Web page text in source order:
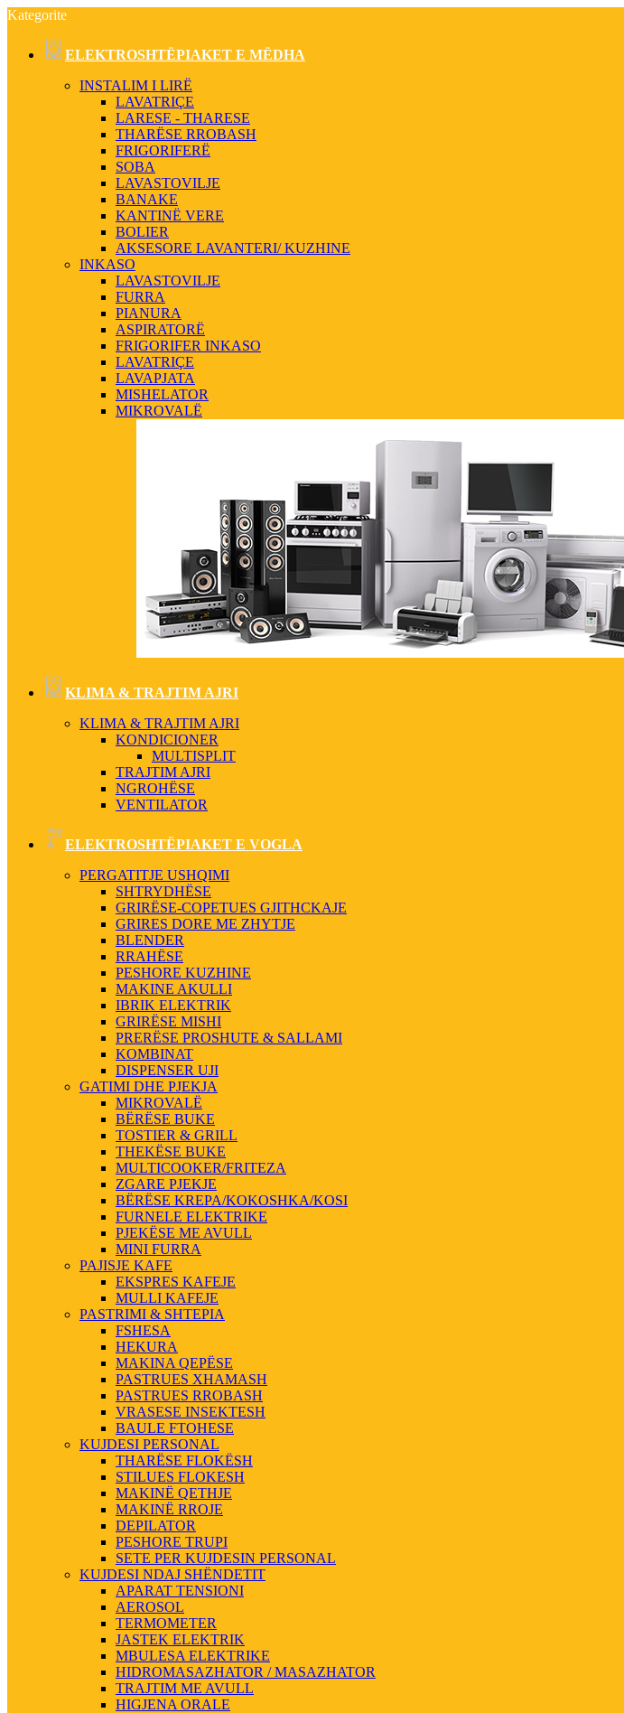
Kategorite
ELEKTROSHTËPIAKET E MËDHA
INSTALIM I LIRË
LAVATRIÇE
LARESE - THARESE
THARËSE RROBASH
FRIGORIFERË
SOBA
LAVASTOVILJE
BANAKE
KANTINË VERE
BOLIER
AKSESORE LAVANTERI/ KUZHINE
INKASO
LAVASTOVILJE
FURRA
PIANURA
ASPIRATORË
FRIGORIFER INKASO
LAVATRIÇE
LAVAPJATA
MISHELATOR
MIKROVALË
KLIMA & TRAJTIM AJRI
KLIMA & TRAJTIM AJRI
KONDICIONER
MULTISPLIT
TRAJTIM AJRI
NGROHËSE
VENTILATOR
ELEKTROSHTËPIAKET E VOGLA
PERGATITJE USHQIMI
SHTRYDHËSE
GRIRËSE-COPETUES GJITHCKAJE
GRIRES DORE ME ZHYTJE
BLENDER
RRAHËSE
PESHORE KUZHINE
MAKINE AKULLI
IBRIK ELEKTRIK
GRIRËSE MISHI
PRERËSE PROSHUTE & SALLAMI
KOMBINAT
DISPENSER UJI
GATIMI DHE PJEKJA
MIKROVALË
BËRËSE BUKE
TOSTIER & GRILL
THEKËSE BUKE
MULTICOOKER/FRITEZA
ZGARE PJEKJE
BËRËSE KREPA/KOKOSHKA/KOSI
FURNELE ELEKTRIKE
PJEKËSE ME AVULL
MINI FURRA
PAJISJE KAFE
EKSPRES KAFEJE
MULLI KAFEJE
PASTRIMI & SHTEPIA
FSHESA
HEKURA
MAKINA QEPËSE
PASTRUES XHAMASH
PASTRUES RROBASH
VRASESE INSEKTESH
BAULE FTOHESE
KUJDESI PERSONAL
THARËSE FLOKËSH
STILUES FLOKESH
MAKINË QETHJE
MAKINË RROJE
DEPILATOR
PESHORE TRUPI
SETE PER KUJDESIN PERSONAL
KUJDESI NDAJ SHËNDETIT
APARAT TENSIONI
AEROSOL
TERMOMETER
JASTEK ELEKTRIK
MBULESA ELEKTRIKE
HIDROMASAZHATOR / MASAZHATOR
TRAJTIM ME AVULL
HIGJENA ORALE